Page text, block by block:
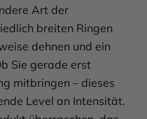
Art der
breiten Ringen
dehnen und ein
Sie gerade erst
mitbringen – dieses
Level an Intensität.